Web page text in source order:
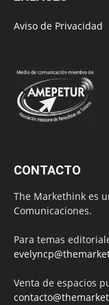
Aviso de Privacidad
CONTACTO
The Markethink es
Comunicaciones.
Para temas
Venta de espacios